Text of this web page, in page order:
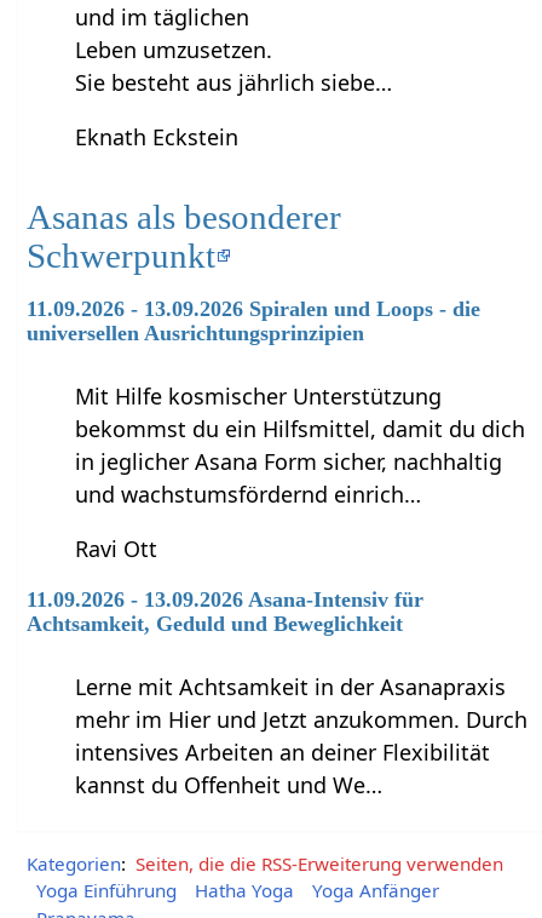
und im täglichen
Leben umzusetzen.
Sie besteht aus jährlich siebe…
Eknath Eckstein
Asanas als besonderer
Schwerpunkt
11.09.2026 - 13.09.2026 Spiralen und Loops - die
universellen Ausrichtungsprinzipien
Mit Hilfe kosmischer Unterstützung
bekommst du ein Hilfsmittel, damit du dich
in jeglicher Asana Form sicher, nachhaltig
und wachstumsfördernd einrich…
Ravi Ott
11.09.2026 - 13.09.2026 Asana-Intensiv für
Achtsamkeit, Geduld und Beweglichkeit
Lerne mit Achtsamkeit in der Asanapraxis
mehr im Hier und Jetzt anzukommen. Durch
intensives Arbeiten an deiner Flexibilität
kannst du Offenheit und We…
Kategorien: Seiten, die die RSS-Erweiterung verwenden
Yoga Einführung
Hatha Yoga
Yoga Anfänger